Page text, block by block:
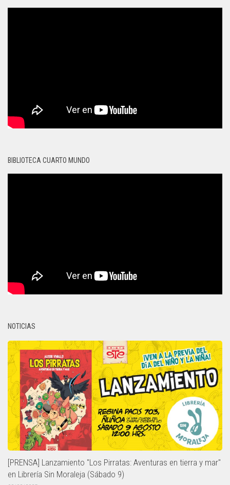
BIBLIOTECA CUARTO MUNDO
NOTICIAS
[PRENSA] Lanzamiento "Los Pirratas: Aventuras en tierra y mar"
en Librería Sin Moraleja (Sábado 9)